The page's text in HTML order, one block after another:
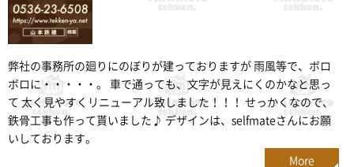
弊社の事務所の廻りにのぼりが建っておりますが 雨風等で、ボロ
ボロに・・・・・。 車で通っても、文字が見えにくのかなと思っ
て 太く見やすくリニューアル致しました！！！ せっかくなので、
鉄骨工事も作って貰いました♪ デザインは、selfmateさんにお願
いしております。
More